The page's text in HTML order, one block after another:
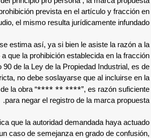
no actualiza la prohibición prevista en
estudio, el mismo resulta
Lo anterior se estima así, ya si
demandante respecto a que la prohibición
XIII del artículo 90 de la Ley de la
aplicación estricta, no debe
denominación el título de la obra “**** **
para negar el registro
Lo anterior, no implica que la autoridad
como si se tratara de un caso de semejanza